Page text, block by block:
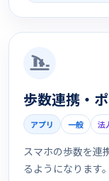
歩数連携・
アプリ 一般 法
スマホの歩数を連
るようになります。